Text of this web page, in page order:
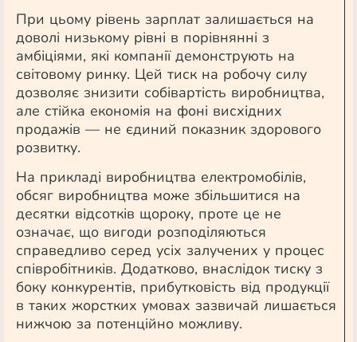
При цьому рівень зарплат залишається на
доволі низькому рівні в порівнянні з
амбіціями, які компанії демонструють на
світовому ринку. Цей тиск на робочу силу
дозволяє знизити собівартість виробництва,
але стійка економія на фоні висхідних
продажів — не єдиний показник здорового
розвитку.
На прикладі виробництва електромобілів,
обсяг виробництва може збільшитися на
десятки відсотків щороку, проте це не
означає, що вигоди розподіляються
справедливо серед усіх залучених у процес
співробітників. Додатково, внаслідок тиску з
боку конкурентів, прибутковість від продукції
в таких жорстких умовах зазвичай лишається
нижчою за потенційно можливу.